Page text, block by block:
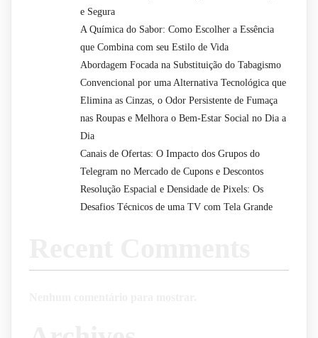
e Segura
A Química do Sabor: Como Escolher a Essência
que Combina com seu Estilo de Vida
Abordagem Focada na Substituição do Tabagismo
Convencional por uma Alternativa Tecnológica que
Elimina as Cinzas, o Odor Persistente de Fumaça
nas Roupas e Melhora o Bem-Estar Social no Dia a
Dia
Canais de Ofertas: O Impacto dos Grupos do
Telegram no Mercado de Cupons e Descontos
Resolução Espacial e Densidade de Pixels: Os
Desafios Técnicos de uma TV com Tela Grande